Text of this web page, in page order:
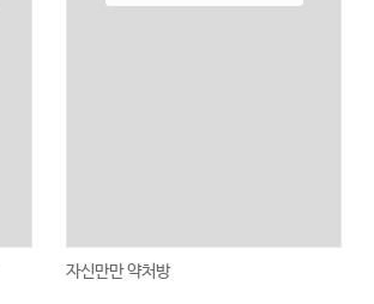
자신만만 약처방